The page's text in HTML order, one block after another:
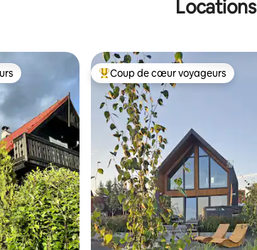
les plus aimés Coup de cœur voyageurs parmi
Coup de cœur voyageurs